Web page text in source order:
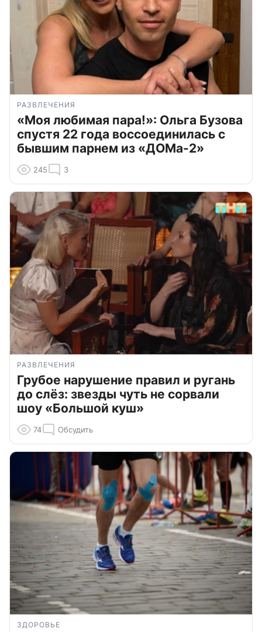
РАЗВЛЕЧЕНИЯ
«Моя любимая пара!»: Ольга Бузова
спустя 22 года воссоединилась с
бывшим парнем из «ДОМа-2»
245 3
РАЗВЛЕЧЕНИЯ
Грубое нарушение правил и ругань
до слёз: звезды чуть не сорвали
шоу «Большой куш»
74 Обсудить
ЗДОРОВЬЕ